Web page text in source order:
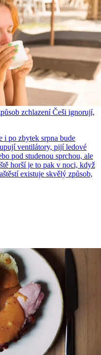
zchlazení Češi ignorují,
i po zbytek srpna bude
ventilátory, pijí ledové
pod studenou sprchou, ale
horší je to pak v noci, když
existuje skvělý způsob,